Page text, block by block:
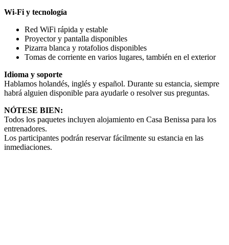
Wi-Fi y tecnología
Red WiFi rápida y estable
Proyector y pantalla disponibles
Pizarra blanca y rotafolios disponibles
Tomas de corriente en varios lugares, también en el exterior
Idioma y soporte
Hablamos holandés, inglés y español. Durante su estancia, siempre
habrá alguien disponible para ayudarle o resolver sus preguntas.
NÓTESE BIEN:
Todos los paquetes incluyen alojamiento en Casa Benissa para los
entrenadores.
Los participantes podrán reservar fácilmente su estancia en las
inmediaciones.